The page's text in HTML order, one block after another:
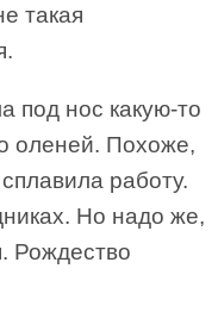
такая
под нос какую-то
оленей. Похоже,
работу.
Но надо же,
Рождество